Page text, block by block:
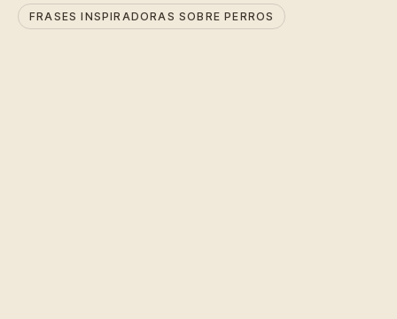
FRASES INSPIRADORAS SOBRE PERROS